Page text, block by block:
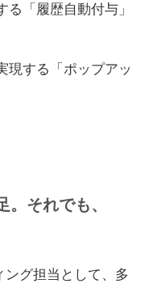
「履歴自動付与」
現する「ポップアッ
それでも、
グ担当として、多